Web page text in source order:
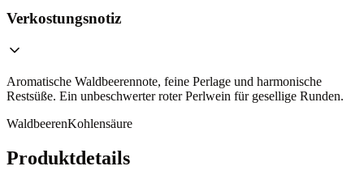
Verkostungsnotiz
Aromatische Waldbeerennote, feine Perlage und harmonische
Restsüße. Ein unbeschwerter roter Perlwein für gesellige Runden.
WaldbeerenKohlensäure
Produktdetails